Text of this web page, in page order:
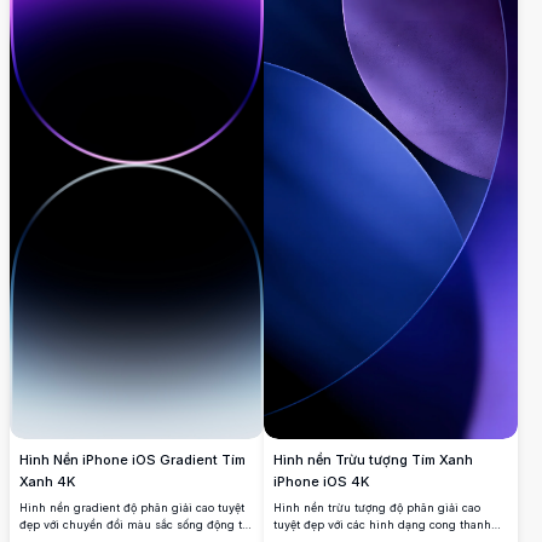
Hình Nền iPhone iOS Gradient Tím
Xanh 4K
Hình nền gradient độ phân giải cao tuyệt
đẹp với chuyển đổi màu sắc sống động từ
Hình nền Trừu tượng Tím Xanh
iPhone iOS 4K
Hình nền trừu tượng độ phân giải cao
tuyệt đẹp với các hình dạng cong thanh